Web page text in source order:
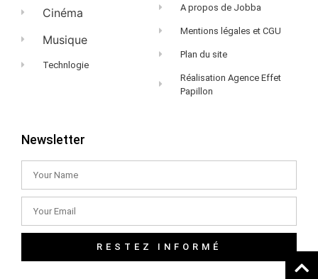
Cinéma
Musique
Technlogie
A propos de Jobba
Mentions légales et CGU
Plan du site
Réalisation Agence Effet
Papillon
Newsletter
RESTEZ INFORMÉ